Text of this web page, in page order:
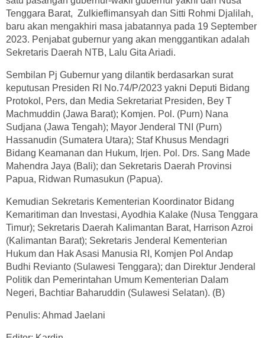
Tenggara Barat, Zulkieflimansyah dan Sitti Rohmi Djalilah,
baru akan mengakhiri masa jabatannya pada 19 September
2023. Penjabat gubernur yang akan menggantikan adalah
Sekretaris Daerah NTB, Lalu Gita Ariadi.
Sembilan Pj Gubernur yang dilantik berdasarkan surat
keputusan Presiden RI No.74/P/2023 yakni Deputi Bidang
Protokol, Pers, dan Media Sekretariat Presiden, Bey T
Machmuddin (Jawa Barat); Komjen. Pol. (Purn) Nana
Sudjana (Jawa Tengah); Mayor Jenderal TNI (Purn)
Hassanudin (Sumatera Utara); Staf Khusus Mendagri
Bidang Keamanan dan Hukum, Irjen. Pol. Drs. Sang Made
Mahendra Jaya (Bali); dan Sekretaris Daerah Provinsi
Papua, Ridwan Rumasukun (Papua).
Kemudian Sekretaris Kementerian Koordinator Bidang
Kemaritiman dan Investasi, Ayodhia Kalake (Nusa Tenggara
Timur); Sekretaris Daerah Kalimantan Barat, Harrison Azroi
(Kalimantan Barat); Sekretaris Jenderal Kementerian
Hukum dan Hak Asasi Manusia RI, Komjen Pol Andap
Budhi Revianto (Sulawesi Tenggara); dan Direktur Jenderal
Politik dan Pemerintahan Umum Kementerian Dalam
Negeri, Bachtiar Baharuddin (Sulawesi Selatan). (B)
Penulis: Ahmad Jaelani